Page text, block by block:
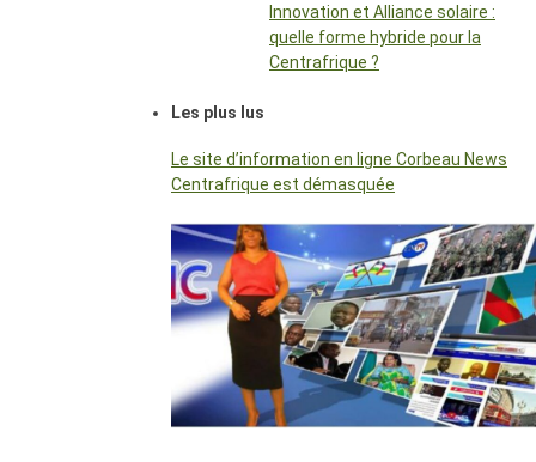
Innovation et Alliance solaire :
quelle forme hybride pour la
Centrafrique ?
Les plus lus
Le site d’information en ligne Corbeau News
Centrafrique est démasquée